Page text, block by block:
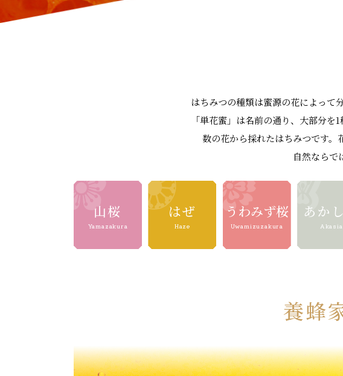
はちみつの種類は蜜源の花によって
「単花蜜」は名前の通り、大部分
数の花から採れたはちみつです。
自然ならで
山桜
Yamazakura
はぜ
Haze
うわみず桜
Uwamizuzakura
あか
Akasia
養蜂